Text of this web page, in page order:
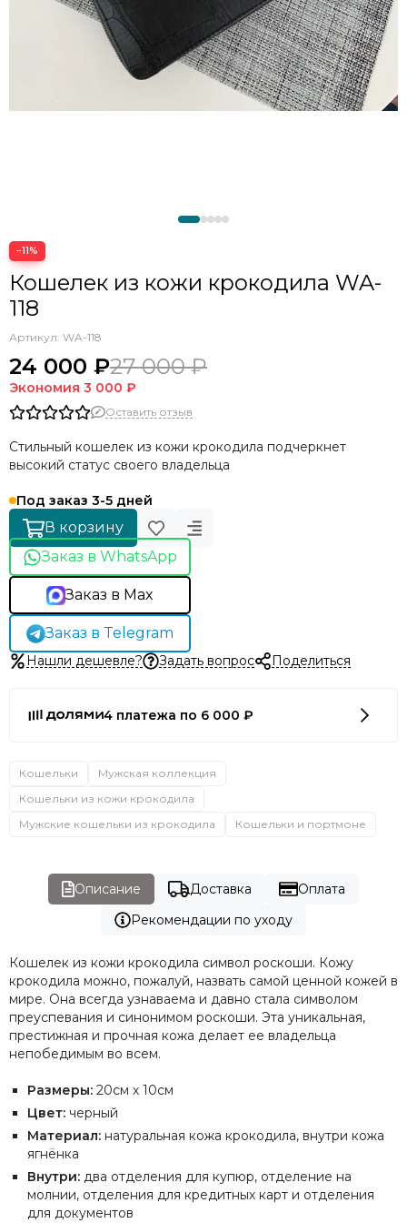
−11%
Кошелек из кожи крокодила WA-
118
Артикул: WA-118
24 000 ₽27 000 ₽
Экономия 3 000 ₽
Оставить отзыв
Стильный кошелек из кожи крокодила подчеркнет
высокий статус своего владельца
Под заказ 3-5 дней
В корзину
Заказ в WhatsApp
Заказ в Max
Заказ в Telegram
Нашли дешевле? Задать вопрос Поделиться
4 платежа по 6 000 ₽
Кошельки
Мужская коллекция
Кошельки из кожи крокодила
Мужские кошельки из крокодила
Кошельки и портмоне
Описание Доставка
Оплата
Рекомендации по уходу
Кошелек из кожи крокодила символ роскоши. Кожу
крокодила можно, пожалуй, назвать самой ценной кожей в
мире. Она всегда узнаваема и давно стала символом
преуспевания и синонимом роскоши. Эта уникальная,
престижная и прочная кожа делает ее владельца
непобедимым во всем.
Размеры: 20см х 10см
Цвет: черный
Материал: натуральная кожа крокодила, внутри кожа
ягнёнка
Внутри: два отделения для купюр, отделение на
молнии, отделения для кредитных карт и отделения
для документов